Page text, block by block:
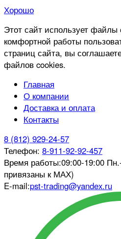
Хорошо
Этот сайт использует файлы
комфортной работы
страниц сайта, вы
файлов cookies.
Главная
О компании
Доставка и оплата
Контакты
8 (812) 929-24-57
Телефон: 8-911-92-92-457
Время работы:09:00-19:00
привязаны к МАХ)
E-mail:pst-trading@yandex.ru